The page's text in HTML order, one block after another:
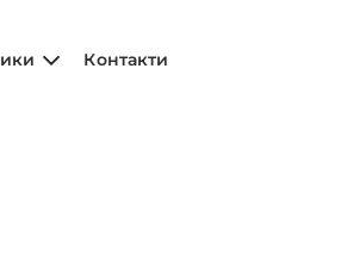
Контакти